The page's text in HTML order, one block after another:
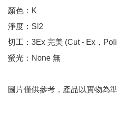
顏色：K
淨度：SI2
切工：3Ex 完美 (Cut - Ex，
螢光：None 無
圖片僅供參考，產品以實物為準